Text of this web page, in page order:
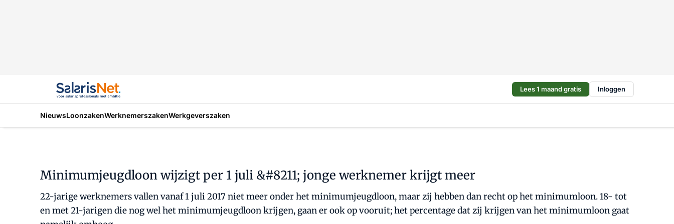
Lees 1 maand gratis Inloggen
NieuwsLoonzakenWerknemerszakenWerkgeverszaken
Minimumjeugdloon wijzigt per 1 juli &#8211; jonge werknemer krijgt meer
22-jarige werknemers vallen vanaf 1 juli 2017 niet meer onder het minimumjeugdloon, maar zij hebben dan recht op het minimumloon. 18- tot
en met 21-jarigen die nog wel het minimumjeugdloon krijgen, gaan er ook op vooruit; het percentage dat zij krijgen van het minimumloon gaat